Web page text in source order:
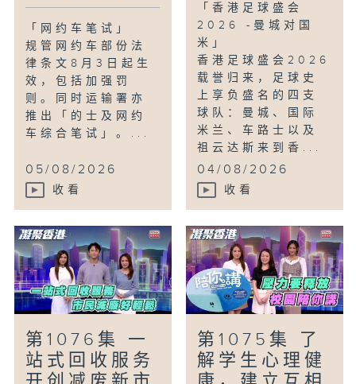
「网约车笔试」
规管网约车部份法
律条文8月3日起生
效，包括加强罚
则。同时运输署亦
推出「的士及网约
车综合笔试」。...
05/08/2026
收看
「香港足球盛会
2026 -曼城对国
米」
香港足球盛会2026
载誉归来，足球史
上享负盛名的四支
球队：曼城、国际
米兰、车路士以及
祖云达斯来到香...
04/08/2026
收看
第1076集 一
站式回收服务
第1075集 了
解学生心理健